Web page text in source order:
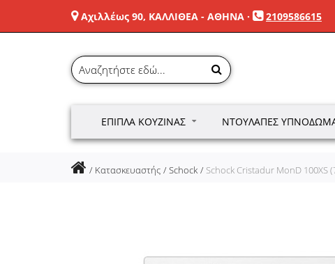
Αχιλλέως 90, ΚΑΛΛΙΘΕΑ - ΑΘΗΝΑ · 2109586615
ΈΠΙΠΛΑ ΚΟΥΖΊΝΑΣ ΝΤΟΥΛΆΠΕΣ
Κατασκευαστής Schock Schock Cristadur MonD 100XS